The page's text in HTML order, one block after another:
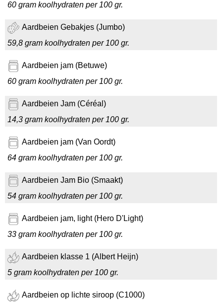
60 gram koolhydraten per 100 gr.
Aardbeien Gebakjes (Jumbo)
59,8 gram koolhydraten per 100 gr.
Aardbeien jam (Betuwe)
60 gram koolhydraten per 100 gr.
Aardbeien Jam (Céréal)
14,3 gram koolhydraten per 100 gr.
Aardbeien jam (Van Oordt)
64 gram koolhydraten per 100 gr.
Aardbeien Jam Bio (Smaakt)
54 gram koolhydraten per 100 gr.
Aardbeien jam, light (Hero D'Light)
33 gram koolhydraten per 100 gr.
Aardbeien klasse 1 (Albert Heijn)
5 gram koolhydraten per 100 gr.
Aardbeien op lichte siroop (C1000)